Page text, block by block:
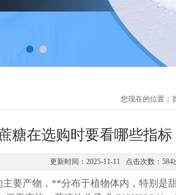
您现在的位置：
糖在选购时要看哪些指标
更新时间：2025-11-11 点击次数：584
要产物，**分布于植物体内，特别是